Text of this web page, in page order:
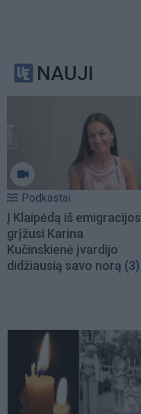
NAUJI
Podkastai
Į Klaipėdą iš emigracijos
grįžusi Karina
Kučinskienė įvardijo
didžiausią savo norą (3)